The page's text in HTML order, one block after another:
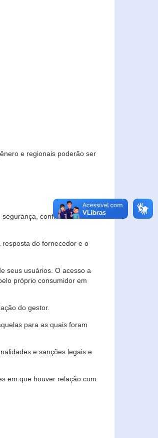
e regionais poderão ser
confidencialidade
do fornecedor e o
seus usuários. O acesso a
próprio consumidor em
do gestor.
para as quais foram
e sanções legais e
em que houver relação com